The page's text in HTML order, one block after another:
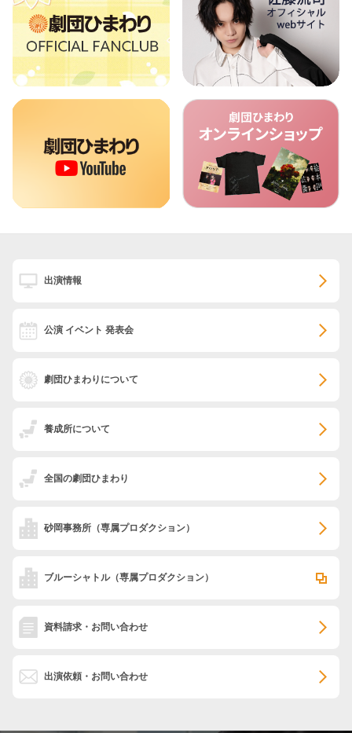
出演情報
公演 イベント 発表会
劇団ひまわりについて
養成所について
全国の劇団ひまわり
砂岡事務所 （専属プロダクション）
ブルーシャトル（専属プロダクション）
資料請求・お問い合わせ
出演依頼・お問い合わせ